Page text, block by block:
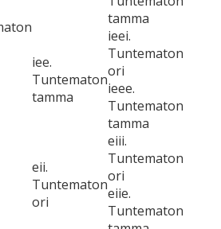
tamma
iee.
Tuntematon
tamma
ieei.
Tuntematon
ori
ieee.
Tuntematon
tamma
eii.
Tuntematon
ori
eiii.
Tuntematon
ori
eiie.
Tuntematon